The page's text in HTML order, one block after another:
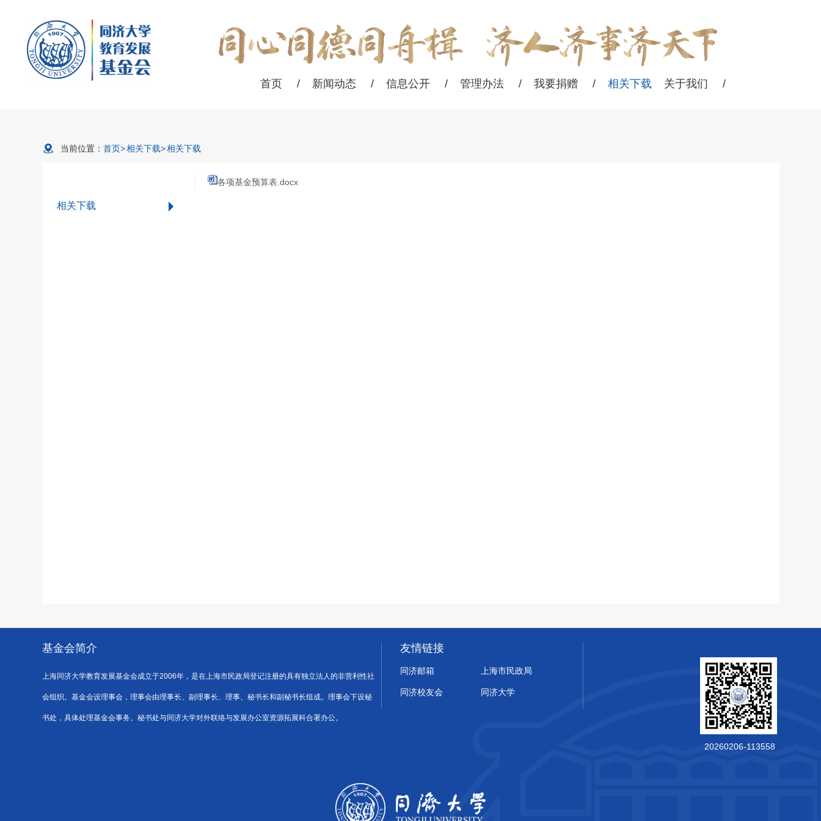
首页 / 新闻动态 / 信息公开 / 管理办法 / 我要捐赠 / 相关下载 关于我们 /
当前位置： 首页>相关下载>相关下载
相关下载
各项基金预算表.docx
基金会简介
上海同济大学教育发展基金会成立于2006年，是在上海市民政局登记注册的具有独立法人的非营利性社
会组织。基金会设理事会，理事会由理事长、副理事长、理事、秘书长和副秘书长组成。理事会下设秘
书处，具体处理基金会事务。秘书处与同济大学对外联络与发展办公室资源拓展科合署办公。
友情链接
同济邮箱 上海市民政局
同济校友会 同济大学
20260206-113558